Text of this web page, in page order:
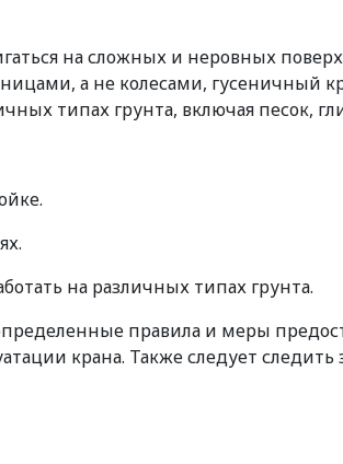
на сложных и неровных
а не колесами, гусеничный
типах грунта, включая песок,
на различных типах грунта.
правила и меры
крана. Также следует следить